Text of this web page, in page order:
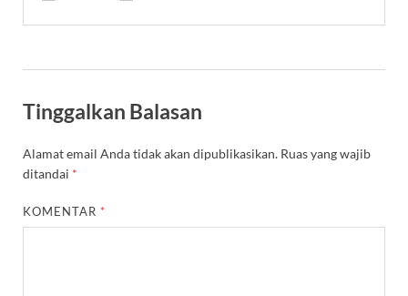
Tinggalkan Balasan
Alamat email Anda tidak akan dipublikasikan. Ruas yang wajib
ditandai *
KOMENTAR *